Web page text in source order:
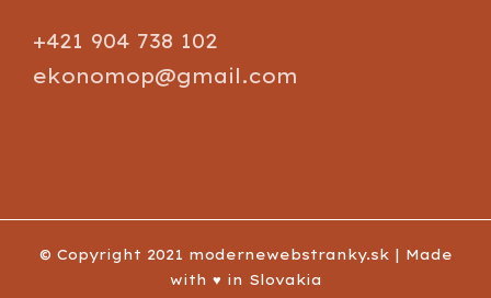
+421 904 738 102
ekonomop@gmail.com
© Copyright 2021 modernewebstranky.sk | Made
with ♥ in Slovakia